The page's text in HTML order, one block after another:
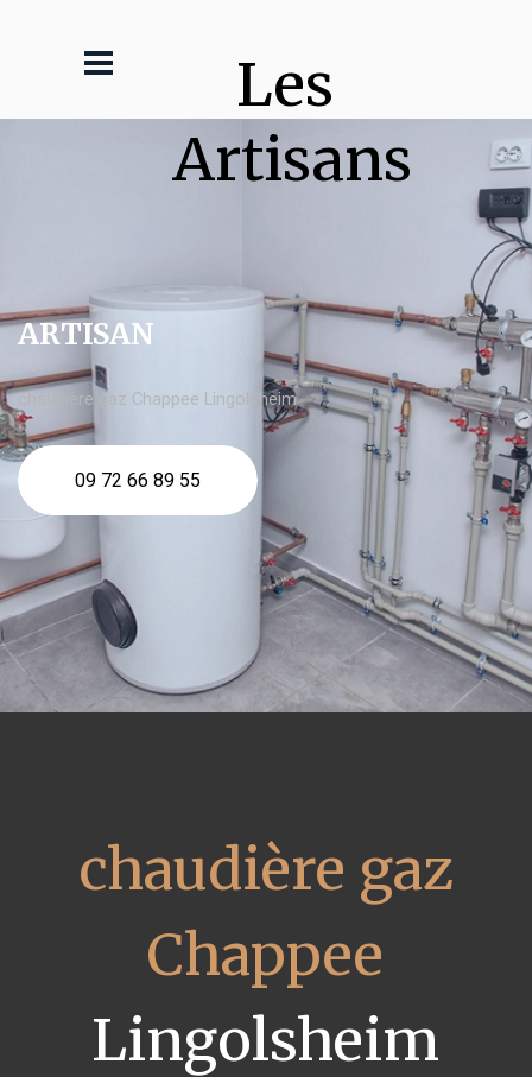
Les
Artisans
ARTISAN
chaudière gaz Chappee Lingolsheim
09 72 66 89 55
chaudière gaz
Chappee
Lingolsheim